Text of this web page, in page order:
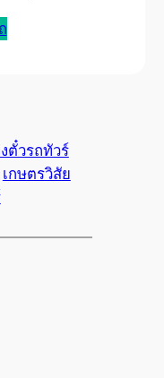
ตั๋วรถทัวร์
เกษตรวิสัย